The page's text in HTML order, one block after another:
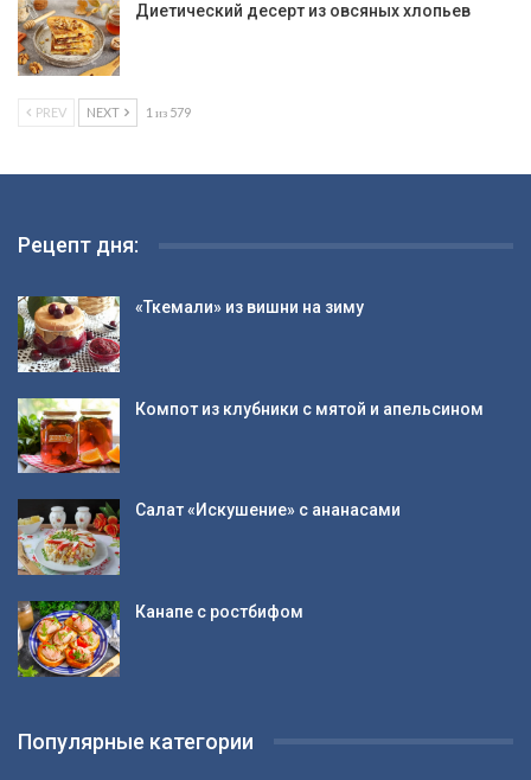
Диетический десерт из овсяных хлопьев
PREV NEXT 1 из 579
Рецепт дня:
«Ткемали» из вишни на зиму
Компот из клубники с мятой и апельсином
Салат «Искушение» с ананасами
Канапе с ростбифом
Популярные категории